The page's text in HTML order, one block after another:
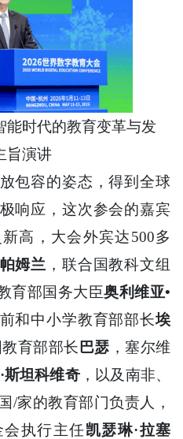
能时代的教育变革与发
旨演讲
容的姿态，得到全球
响应，这次参会的嘉宾
高，大会外宾达500多
帕姆兰 ，联合国教科文组
育部国务大臣奥利维亚•
和中小学教育部部长埃
教育部部长 巴瑟 ，塞尔维
斯坦科维奇，以及南非、
/家的教育部门负责人，
执行主任凯瑟琳·拉塞